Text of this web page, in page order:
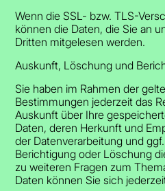
Wenn die SSL- bzw. TLS-
können die Daten, die Sie an
Dritten mitgelesen werden.
Auskunft, Löschung und
Sie haben im Rahmen der
Bestimmungen jederzeit das
Auskunft über Ihre
Daten, deren Herkunft und
der Datenverarbeitung und
Berichtigung oder Löschung
zu weiteren Fragen zum
Daten können Sie sich